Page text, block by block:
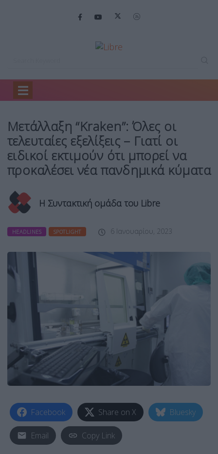
Home
Μετάλλαξη “Kraken”: Όλες οι
τελευταίες εξελίξεις – Γιατί οι
ειδικοί εκτιμούν ότι μπορεί να
προκαλέσει νέα πανδημικά κύματα
Η Συντακτική ομάδα του Libre
HEADLINES SPOTLIGHT 6 Ιανουαρίου, 2023
Facebook Share on X Bluesky
Email Copy Link